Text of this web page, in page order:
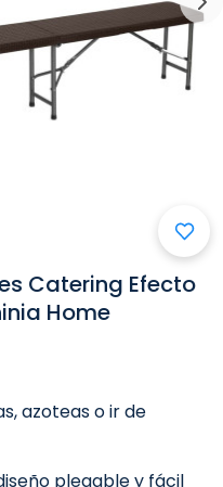
Catering Efecto
Home
azoteas o ir de
plegable y fácil